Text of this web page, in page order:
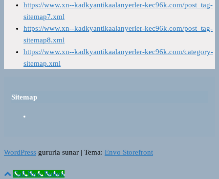
https://www.xn--kadkyantikaalanyerler-kec96k.com/post_tag-
sitemap7.xml
https://www.xn--kadkyantikaalanyerler-kec96k.com/post_tag-
sitemap8.xml
https://www.xn--kadkyantikaalanyerler-kec96k.com/category-
sitemap.xml
Sitemap
WordPress gururla sunar | Tema: Envo Storefront
Call Now Button